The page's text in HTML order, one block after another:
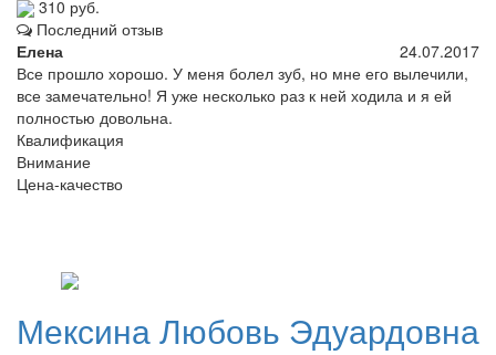
310 руб.
Последний отзыв
Елена
24.07.2017
Все прошло хорошо. У меня болел зуб, но мне его вылечили,
все замечательно! Я уже несколько раз к ней ходила и я ей
полностью довольна.
Квалификация
Внимание
Цена-качество
МексинаЛюбовь Эдуардовна